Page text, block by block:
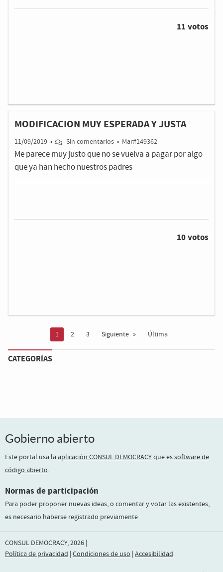
11 votos
MODIFICACION MUY ESPERADA Y JUSTA
11/09/2019 • Sin comentarios • Mar#149362
Me parece muy justo que no se vuelva a pagar por algo
que ya han hecho nuestros padres
10 votos
Estás en la página
1 2 3 Siguiente Última
CATEGORÍAS
Gobierno abierto
Este portal usa la aplicación CONSUL DEMOCRACYque essoftware de
código abierto.
Normas de participación
Para poder proponer nuevas ideas, o comentar y votar las existentes,
es necesario haberse registrado previamente
CONSUL DEMOCRACY, 2026 |
Política de privacidad | Condiciones de uso | Accesibilidad